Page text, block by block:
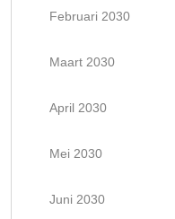
Februari 2030
Maart 2030
April 2030
Mei 2030
Juni 2030